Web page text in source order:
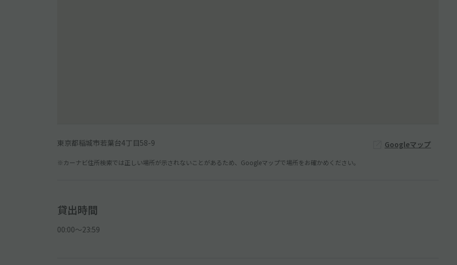
東京都稲城市若葉台4丁目58-9 Googleマップ
※カーナビ住所検索では正しい場所が示されないことがあるため、Googleマップで場所をお確かめください。
貸出時間
00:00〜23:59